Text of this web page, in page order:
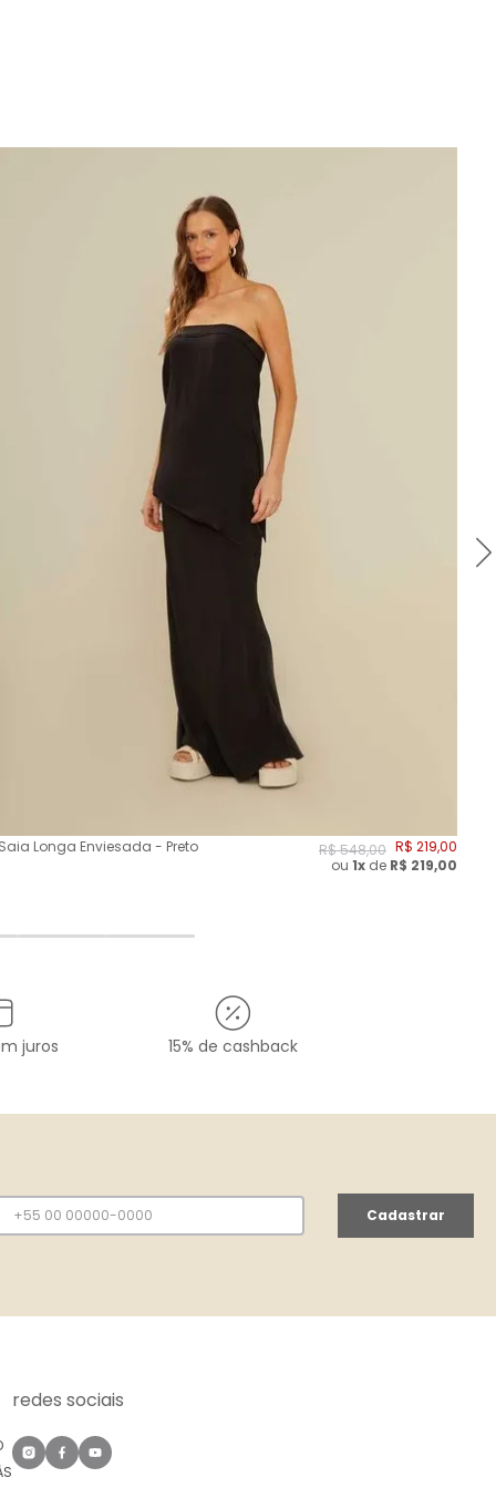
Saia Longa Enviesada - Preto R$548,00 R$ 219,00
ou 1xde R$ 219,00
juros 15% de cashback
Cadastrar
redes sociais